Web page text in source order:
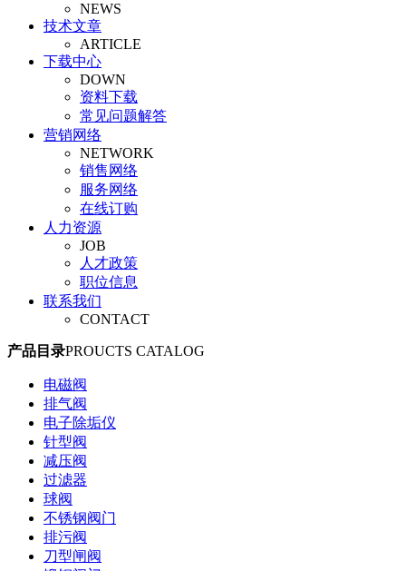
氧气阀
视镜
氨气阀
排泥阀
旋塞阀
平衡阀
调节阀
安全阀
管夹阀
气动阀门
真空阀
NEWS
技术文章
ARTICLE
下载中心
DOWN
资料下载
常见问题解答
营销网络
NETWORK
销售网络
服务网络
在线订购
人力资源
JOB
人才政策
职位信息
联系我们
CONTACT
产品目录PROUCTS CATALOG
电磁阀
排气阀
电子除垢仪
针型阀
减压阀
过滤器
球阀
不锈钢阀门
排污阀
刀型闸阀